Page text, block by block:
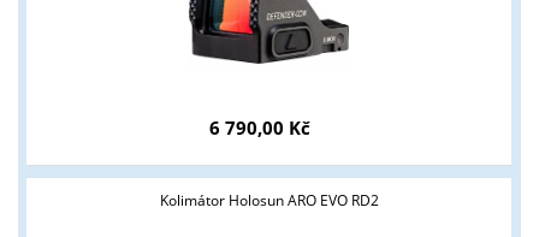
6 790,00 Kč
Kolimátor Holosun ARO EVO RD2